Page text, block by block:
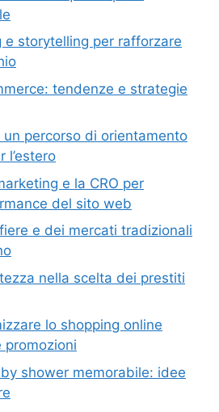
e storytelling per rafforzare
tendenze e strategie
percorso di orientamento
l’estero
e la CRO per
del sito web
e dei mercati tradizionali
nella scelta dei prestiti
lo shopping online
promozioni
shower memorabile: idee